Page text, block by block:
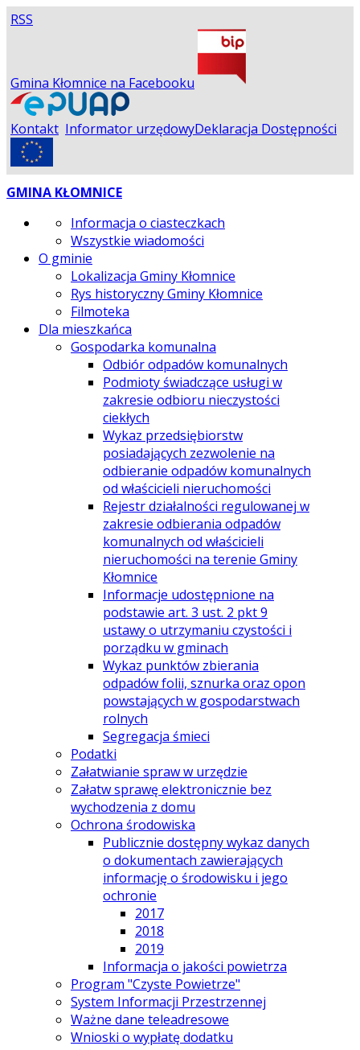
RSS
Gmina Kłomnice na Facebooku
Kontakt Informator urzędowyDeklaracja Dostępności
GMINA KŁOMNICE
Informacja o ciasteczkach
Wszystkie wiadomości
O gminie
Lokalizacja Gminy Kłomnice
Rys historyczny Gminy Kłomnice
Filmoteka
Dla mieszkańca
Gospodarka komunalna
Odbiór odpadów komunalnych
Podmioty świadczące usługi w
zakresie odbioru nieczystości
ciekłych
Wykaz przedsiębiorstw
posiadających zezwolenie na
odbieranie odpadów komunalnych
od właścicieli nieruchomości
Rejestr działalności regulowanej w
zakresie odbierania odpadów
komunalnych od właścicieli
nieruchomości na terenie Gminy
Kłomnice
Informacje udostępnione na
podstawie art. 3 ust. 2 pkt 9
ustawy o utrzymaniu czystości i
porządku w gminach
Wykaz punktów zbierania
odpadów folii, sznurka oraz opon
powstających w gospodarstwach
rolnych
Segregacja śmieci
Podatki
Załatwianie spraw w urzędzie
Załatw sprawę elektronicznie bez
wychodzenia z domu
Ochrona środowiska
Publicznie dostępny wykaz danych
o dokumentach zawierających
informację o środowisku i jego
ochronie
2017
2018
2019
Informacja o jakości powietrza
Program "Czyste Powietrze"
System Informacji Przestrzennej
Ważne dane teleadresowe
Wnioski o wypłatę dodatku